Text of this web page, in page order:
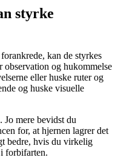
styrke
kan de styrkes
og hukommelse
eller huske ruter og
og huske visuelle
mere bevidst du
for, at hjernen lagrer det
bedre, hvis du virkelig
forbifarten.